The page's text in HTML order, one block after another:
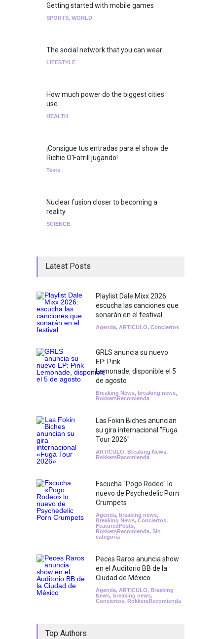
Getting started with mobile games
SPORTS, WORLD
The social network that you can wear
LIFESTYLE
How much power do the biggest cities
use
HEALTH
¡Consigue tus entradas para el show de
Richie O'Farrill jugando!
Tests
Nuclear fusion closer to becoming a
reality
SCIENCE
Latest Posts
Playlist Dale Mixx 2026:
escucha las canciones que
sonarán en el festival
Agenda, ARTICULO, Conciertos
GRLS anuncia su nuevo
EP: Pink
Lemonade, disponible el 5
de agosto
Breaking News, breaking news,
RokkersRecomienda
Las Fokin Biches anuncian
su gira internacional "Fuga
Tour 2026"
ARTICULO, Breaking News,
RokkersRecomienda
Escucha "Pogo Rodeo" lo
nuevo de Psychedelic Porn
Crumpets
Agenda, breaking news,
Breaking News, Conciertos,
FeaturedPosts,
RokkersRecomienda, Sin
categoría
Peces Raros anuncia show
en el Auditorio BB de la
Ciudad de México
Agenda, ARTICULO, Breaking
News, breaking news,
Conciertos, RokkersRecomienda
Top Authors